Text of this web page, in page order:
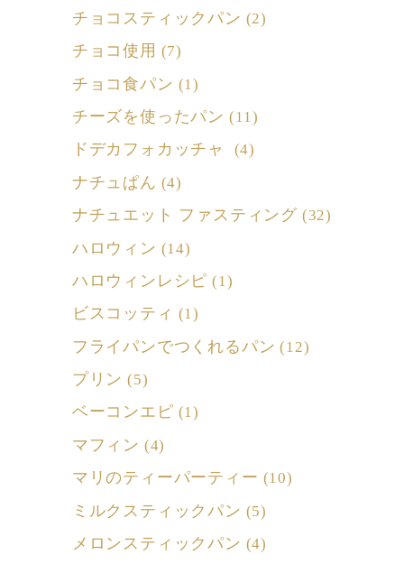
チョコスティックパン (2)
チョコ使用 (7)
チョコ食パン (1)
チーズを使ったパン (11)
ドデカフォカッチャ (4)
ナチュぱん (4)
ナチュエット ファスティング (32)
ハロウィン (14)
ハロウィンレシピ (1)
ビスコッティ (1)
フライパンでつくれるパン (12)
プリン (5)
ベーコンエピ (1)
マフィン (4)
マリのティーパーティー (10)
ミルクスティックパン (5)
メロンスティックパン (4)